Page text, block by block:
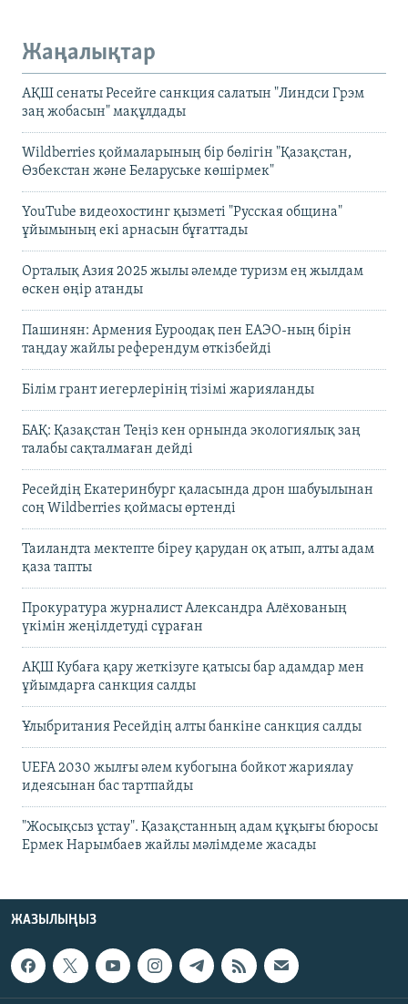
Жаңалықтар
АҚШ сенаты Ресейге санкция салатын "Линдси Грэм
заң жобасын" мақұлдады
Wildberries қоймаларының бір бөлігін "Қазақстан,
Өзбекстан және Беларуське көшірмек"
YouTube видеохостинг қызметі "Русская община"
ұйымының екі арнасын бұғаттады
Орталық Азия 2025 жылы әлемде туризм ең жылдам
өскен өңір атанды
Пашинян: Армения Еуроодақ пен ЕАЭО-ның бірін
таңдау жайлы референдум өткізбейді
Білім грант иегерлерінің тізімі жарияланды
БАҚ: Қазақстан Теңіз кен орнында экологиялық заң
талабы сақталмаған дейді
Ресейдің Екатеринбург қаласында дрон шабуылынан
соң Wildberries қоймасы өртенді
Таиландта мектепте біреу қарудан оқ атып, алты адам
қаза тапты
Прокуратура журналист Александра Алёхованың
үкімін жеңілдетуді сұраған
АҚШ Кубаға қару жеткізуге қатысы бар адамдар мен
ұйымдарға санкция салды
Ұлыбритания Ресейдің алты банкіне санкция салды
UEFA 2030 жылғы әлем кубогына бойкот жариялау
идеясынан бас тартпайды
"Жосықсыз ұстау". Қазақстанның адам құқығы бюросы
Ермек Нарымбаев жайлы мәлімдеме жасады
ЖАЗЫЛЫҢЫЗ